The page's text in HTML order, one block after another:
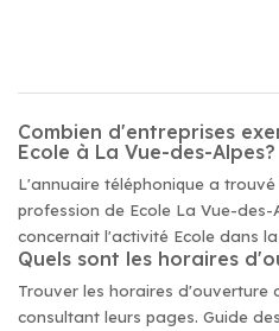
Combien d'entreprises
Ecole à La Vue-des-Alpes?
L'annuaire téléphonique a
profession de Ecole La Vue-des-
concernait l'activité Ecole dans
Quels sont les horaires
Trouver les horaires d'ouverture
consultant leurs pages. Guide